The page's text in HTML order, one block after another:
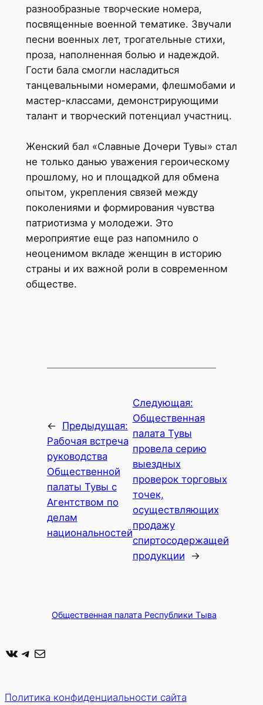
разнообразные творческие номера,
посвященные военной тематике. Звучали
песни военных лет, трогательные стихи,
проза, наполненная болью и надеждой.
Гости бала смогли насладиться
танцевальными номерами, флешмобами и
мастер-классами, демонстрирующими
талант и творческий потенциал участниц.
Женский бал «Славные Дочери Тувы» стал
не только данью уважения героическому
прошлому, но и площадкой для обмена
опытом, укрепления связей между
поколениями и формирования чувства
патриотизма у молодежи. Это
мероприятие еще раз напомнило о
неоценимом вкладе женщин в историю
страны и их важной роли в современном
обществе.
←
Предыдущая:
Рабочая встреча
руководства
Общественной
палаты Тувы с
Агентством по
делам
национальностей
Следующая:
Общественная
палата Тувы
провела серию
выездных
проверок торговых
точек,
осуществляющих
продажу
спиртосодержащей
продукции
→
Общественная палата Республики Тыва
ВКонтакте Telegram Почта
Политика конфиденциальности сайта